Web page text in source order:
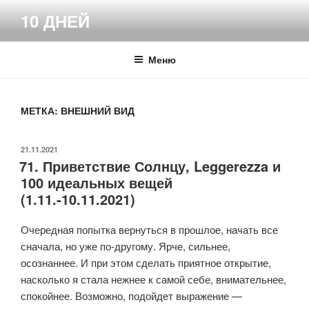
содержимому
10 ДНЕЙ
Меню
МЕТКА: ВНЕШНИЙ ВИД
ОПУБЛИКОВАНО
21.11.2021
71. Приветствие Солнцу, Leggerezza и
100 идеальных вещей
(1.11.-10.11.2021)
Очередная попытка вернуться в прошлое, начать все
сначала, но уже по-другому. Ярче, сильнее,
осознаннее. И при этом сделать приятное открытие,
насколько я стала нежнее к самой себе, внимательнее,
спокойнее. Возможно, подойдет выражение —